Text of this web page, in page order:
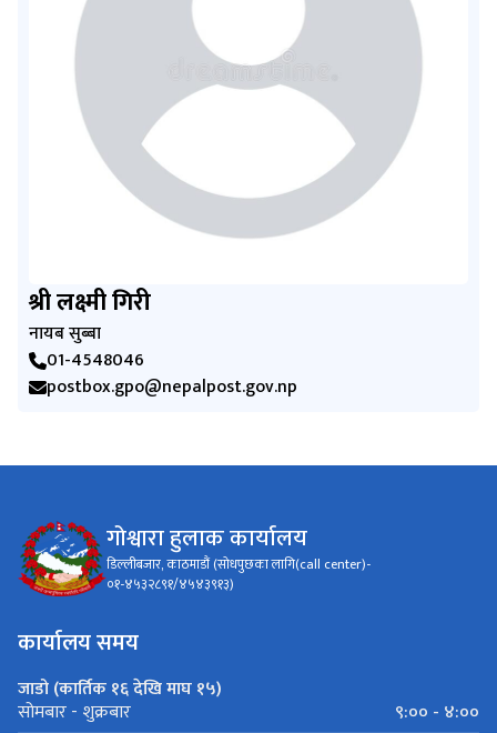
श्री लक्ष्मी गिरी
नायब सुब्बा
01-4548046
postbox.gpo@nepalpost.gov.np
गोश्वारा हुलाक कार्यालय
डिल्लीबजार, काठमाडौं (सोधपुछका लागि(call center)-
०१-४५३२८९१/४५४३९१३)
कार्यालय समय
जाडो (कार्तिक १६ देखि माघ १५)
सोमबार - शुक्रबार
९:०० - ४:००